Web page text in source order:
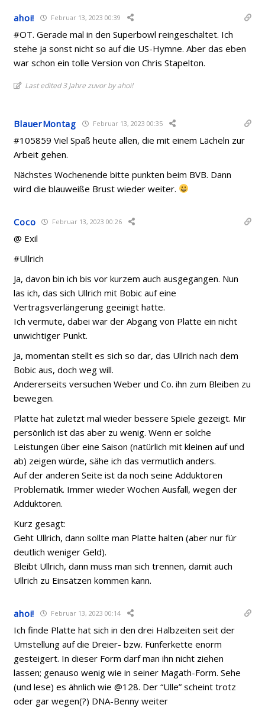
ahoi! Februar 13, 2023 00:39
#OT. Gerade mal in den Superbowl reingeschaltet. Ich
stehe ja sonst nicht so auf die US-Hymne. Aber das eben
war schon ein tolle Version von Chris Stapelton.
Last edited 3 Jahre zuvor by ahoi!
BlauerMontag Februar 13, 2023 00:35
#105859 Viel Spaß heute allen, die mit einem Lächeln zur
Arbeit gehen.
Nächstes Wochenende bitte punkten beim BVB. Dann
wird die blauweiße Brust wieder weiter.
Coco Februar 13, 2023 00:26
@ Exil
#Ullrich
Ja, davon bin ich bis vor kurzem auch ausgegangen. Nun
las ich, das sich Ullrich mit Bobic auf eine
Vertragsverlängerung geeinigt hatte.
Ich vermute, dabei war der Abgang von Platte ein nicht
unwichtiger Punkt.
Ja, momentan stellt es sich so dar, das Ullrich nach dem
Bobic aus, doch weg will.
Andererseits versuchen Weber und Co. ihn zum Bleiben zu
bewegen.
Platte hat zuletzt mal wieder bessere Spiele gezeigt. Mir
persönlich ist das aber zu wenig. Wenn er solche
Leistungen über eine Saison (natürlich mit kleinen auf und
ab) zeigen würde, sähe ich das vermutlich anders.
Auf der anderen Seite ist da noch seine Adduktoren
Problematik. Immer wieder Wochen Ausfall, wegen der
Adduktoren.
Kurz gesagt:
Geht Ullrich, dann sollte man Platte halten (aber nur für
deutlich weniger Geld).
Bleibt Ullrich, dann muss man sich trennen, damit auch
Ullrich zu Einsätzen kommen kann.
ahoi! Februar 13, 2023 00:14
Ich finde Platte hat sich in den drei Halbzeiten seit der
Umstellung auf die Dreier- bzw. Fünferkette enorm
gesteigert. In dieser Form darf man ihn nicht ziehen
lassen; genauso wenig wie in seiner Magath-Form. Sehe
(und lese) es ähnlich wie @128. Der “Ulle” scheint trotz
oder gar wegen(?) DNA-Benny weiter